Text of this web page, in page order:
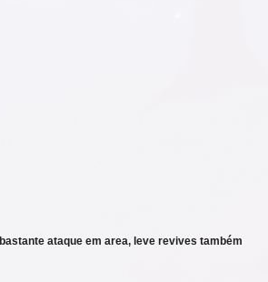
ataque em area, leve revives também